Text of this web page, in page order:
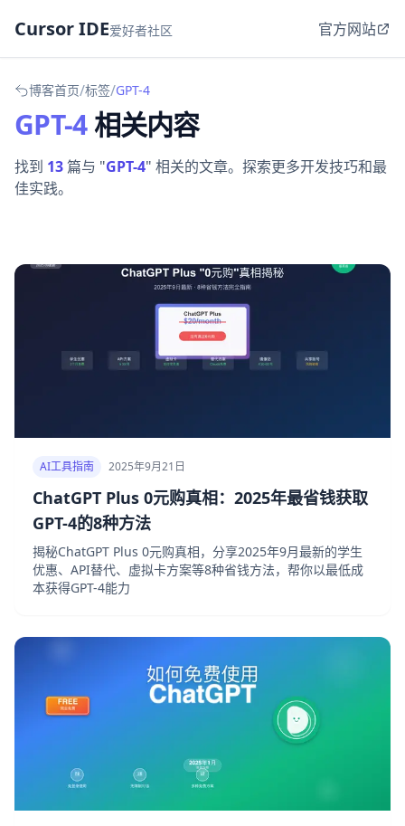
Cursor IDE爱好者社区 官方网站
博客首页/标签/GPT-4
GPT-4相关内容
找到 13篇与 "GPT-4" 相关的文章。探索更多开发技巧和最
佳实践。
AI工具指南 2025年9月21日
ChatGPT Plus 0元购真相：2025年最省钱获取
GPT-4的8种方法
揭秘ChatGPT Plus 0元购真相，分享2025年9月最新的学生
优惠、API替代、虚拟卡方案等8种省钱方法，帮你以最低成
本获得GPT-4能力